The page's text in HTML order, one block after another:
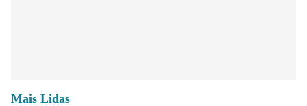
Mais Lidas